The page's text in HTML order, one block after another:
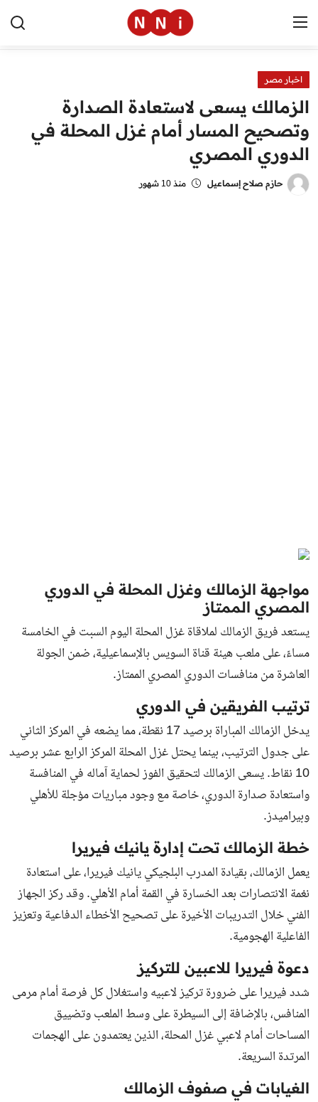
الرئيسية
اخبار مصر
العالم
الرياضة
اخبار مصر
الزمالك يسعى لاستعادة الصدارة
وتصحيح المسار أمام غزل المحلة في
الدوري المصري
حازم صلاح إسماعيل منذ 10 شهور
مواجهة الزمالك وغزل المحلة في الدوري
المصري الممتاز
يستعد فريق الزمالك لملاقاة غزل المحلة اليوم السبت في الخامسة
مساءً، على ملعب هيئة قناة السويس بالإسماعيلية، ضمن الجولة
العاشرة من منافسات الدوري المصري الممتاز.
ترتيب الفريقين في الدوري
يدخل الزمالك المباراة برصيد 17 نقطة، مما يضعه في المركز الثاني
على جدول الترتيب، بينما يحتل غزل المحلة المركز الرابع عشر برصيد
10 نقاط. يسعى الزمالك لتحقيق الفوز لحماية آماله في المنافسة
واستعادة صدارة الدوري، خاصة مع وجود مباريات مؤجلة للأهلي
وبيراميدز.
خطة الزمالك تحت إدارة يانيك فيريرا
يعمل الزمالك، بقيادة المدرب البلجيكي يانيك فيريرا، على استعادة
نغمة الانتصارات بعد الخسارة في القمة أمام الأهلي. وقد ركز الجهاز
الفني خلال التدريبات الأخيرة على تصحيح الأخطاء الدفاعية وتعزيز
الفاعلية الهجومية.
دعوة فيريرا للاعبين للتركيز
شدد فيريرا على ضرورة تركيز لاعبيه واستغلال كل فرصة أمام مرمى
المنافس، بالإضافة إلى السيطرة على وسط الملعب وتضييق
المساحات أمام لاعبي غزل المحلة، الذين يعتمدون على الهجمات
المرتدة السريعة.
الغيابات في صفوف الزمالك